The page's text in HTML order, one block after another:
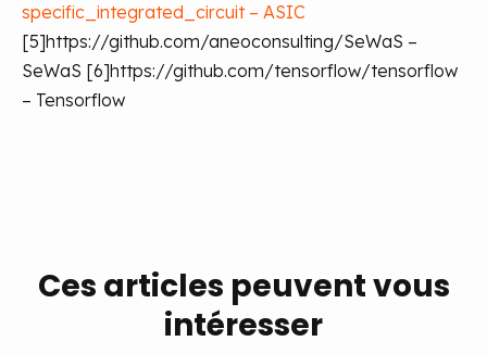
specific_integrated_circuit – ASIC
[5]https://github.com/aneoconsulting/SeWaS –
SeWaS [6]https://github.com/tensorflow/tensorflow
– Tensorflow
Ces articles peuvent vous
intéresser